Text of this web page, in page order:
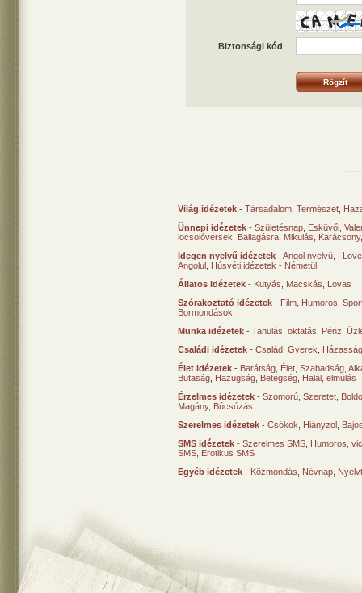
Biztonsági kód
Világ idézetek - Társadalom Természet
Ünnepi idézetek - Születésnap Esküvői
locsolóversek
Ballagásra Mikulás Karácsony
Idegen nyelvű idézetek -Angol nyelvű I
Angolul Húsvéti idézetek - Németül
Állatos idézetek - Kutyás Macskás
Lovas
Szórakoztató idézetek - Film Humoros
Bormondások
Munka idézetek - Tanulás, oktatás Pénz
Családi idézetek - Család Gyerek
Élet idézetek - Barátság Élet Szabadság
Butaság Hazugság Betegség Halál, elmúlás
Érzelmes idézetek - Szomorú Szeretet
Magány, Búcsúzás
Szerelmes idézetek - Csókok Hiányzol
SMS idézetek - Szerelmes SMS Humoros,
SMS Erotikus SMS
Egyéb idézetek - Közmondás Névnap